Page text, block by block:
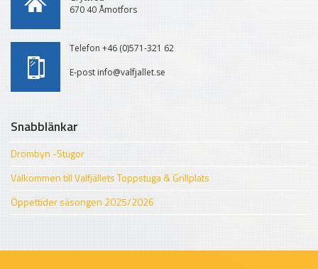
670 40 Åmotfors
Telefon +46 (0)571-321 62
E-post info@valfjallet.se
Snabblänkar
Drömbyn -Stugor
Välkommen till Valfjällets Toppstuga & Grillplats
Öppettider säsongen 2025/2026